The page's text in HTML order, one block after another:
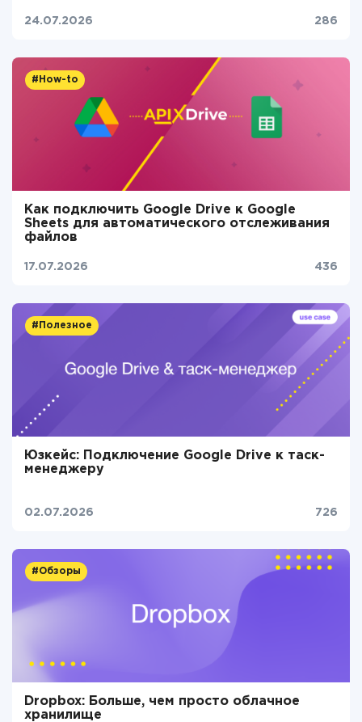
24.07.2026 286
#How-to
Как подключить Google Drive к Google
Sheets для автоматического отслеживания
файлов
17.07.2026 436
#Полезное
Юзкейс: Подключение Google Drive к таск-
менеджеру
02.07.2026 726
#Обзоры
Dropbox: Больше, чем просто облачное
хранилище